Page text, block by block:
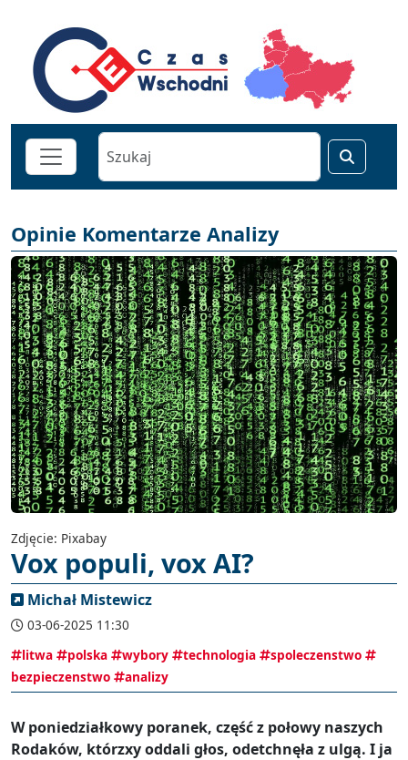
Opinie Komentarze Analizy
Zdjęcie: Pixabay
Vox populi, vox AI?
Michał Mistewicz
03-06-2025 11:30
litwa
polska wybory technologia
spoleczenstwo
bezpieczenstwo
analizy
W poniedziałkowy poranek, część z połowy naszych
Rodaków, którzxy oddali głos, odetchnęła z ulgą. I ja